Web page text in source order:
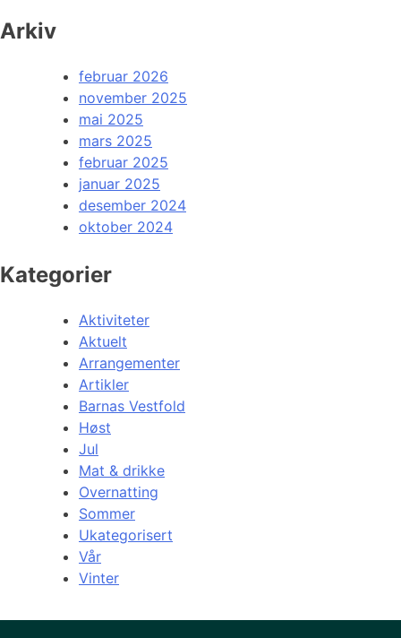
Arkiv
februar 2026
november 2025
mai 2025
mars 2025
februar 2025
januar 2025
desember 2024
oktober 2024
Kategorier
Aktiviteter
Aktuelt
Arrangementer
Artikler
Barnas Vestfold
Høst
Jul
Mat & drikke
Overnatting
Sommer
Ukategorisert
Vår
Vinter